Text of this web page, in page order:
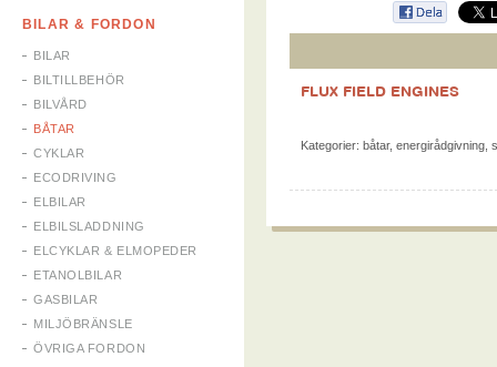
BILAR & FORDON
BILAR
BILTILLBEHÖR
BILVÅRD
BÅTAR
CYKLAR
ECODRIVING
ELBILAR
ELBILSLADDNING
ELCYKLAR & ELMOPEDER
ETANOLBILAR
GASBILAR
MILJÖBRÄNSLE
ÖVRIGA FORDON
FLUX FIELD ENGINES
Kategorier: båtar, energirådgivning